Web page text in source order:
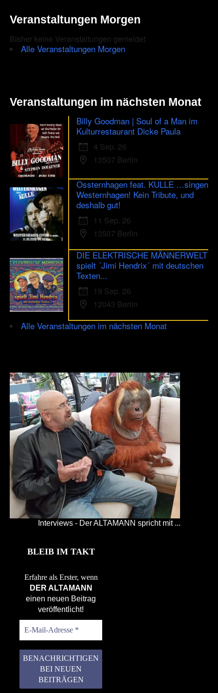
Veranstaltungen Morgen
Bisher keine Veranstaltungen gemeldet
Alle Veranstaltungen Morgen
Veranstaltungen im nächsten Monat
Billy Goodman | Soul of a Man im
Kulturrestaurant Dicke Paula
4 Sep. 26
13507 Berlin
Ossternhagen feat. KULLE …singen
Westernhagen! Kein Tribute, und
deshalb gut!
11 Sep. 26
13507 Berlin
DIE ELEKTRISCHE MÄNNERWELT
spielt ´Jimi Hendrix´ mit deutschen
Texten...
19 Sep. 26
12043 Berlin
Alle Veranstaltungen im nächsten Monat
Interviews - Der ALTAMANN spricht mit ...
BLEIB IM TAKT
Erfahre als Erster, wenn
DER ALTAMANN
einen neuen Beitrag
veröffentlicht!